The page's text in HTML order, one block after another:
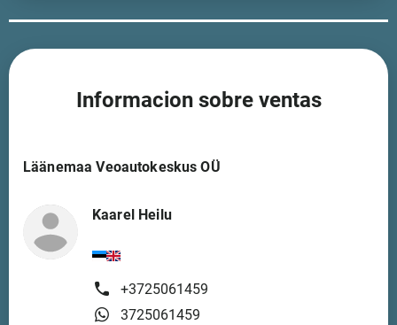
Informacion sobre ventas
Läänemaa Veoautokeskus OÜ
Kaarel Heilu
+3725061459
3725061459